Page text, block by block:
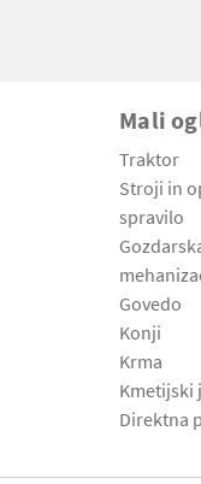
Mali
Traktor
Stroji in
spravilo
Govedo
Konji
Krma
Kmetijski
Direktna